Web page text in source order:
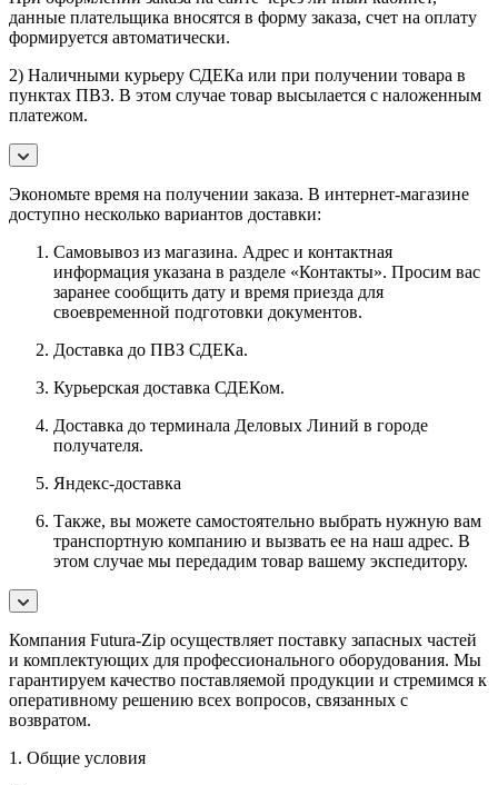
данные плательщика вносятся в форму заказа, счет на оплату
формируется автоматически.
2) Наличными курьеру СДЕКа или при получении товара в
пунктах ПВЗ. В этом случае товар высылается с наложенным
платежом.
Экономьте время на получении заказа. В интернет-магазине
доступно несколько вариантов доставки:
Самовывоз из магазина. Адрес и контактная
информация указана в разделе «Контакты». Просим вас
заранее сообщить дату и время приезда для
своевременной подготовки документов.
Доставка до ПВЗ СДЕКа.
Курьерская доставка СДЕКом.
Доставка до терминала Деловых Линий в городе
получателя.
Яндекс-доставка
Также, вы можете самостоятельно выбрать нужную вам
транспортную компанию и вызвать ее на наш адрес. В
этом случае мы передадим товар вашему экспедитору.
Компания Futura-Zip осуществляет поставку запасных частей
и комплектующих для профессионального оборудования. Мы
гарантируем качество поставляемой продукции и стремимся к
оперативному решению всех вопросов, связанных с
возвратом.
1. Общие условия